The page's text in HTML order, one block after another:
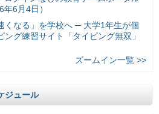
年6月4日）
くなる」を学校へ ─ 大学1年生が個
ング練習サイト「タイピング無双」
ズームイン一覧 >>
ジュール